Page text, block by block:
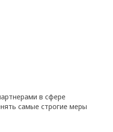
в сфере
самые строгие меры